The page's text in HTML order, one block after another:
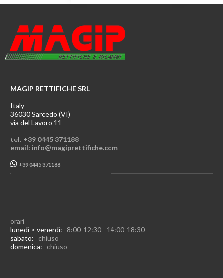
MAGIP RETTIFICHE SRL
Italy
36030 Sarcedo (VI)
via del Lavoro 11
tel: +39 0445 371188
email: info@magiprettifiche.com
+39 0445 371188
orari
lunedì > venerdì: 8:00-12:30 - 14:00-18:30
sabato: chiuso
domenica: chiuso